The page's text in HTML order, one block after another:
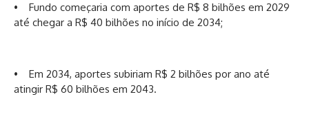
• Fundo começaria com aportes de R$ 8 bilhões em 2029
até chegar a R$ 40 bilhões no início de 2034;
• Em 2034, aportes subiriam R$ 2 bilhões por ano até
atingir R$ 60 bilhões em 2043.